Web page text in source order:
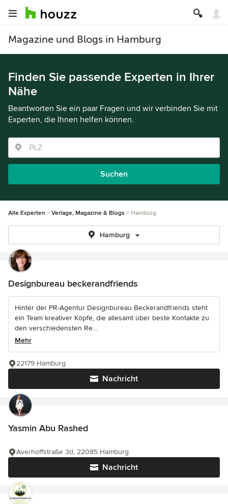
Magazine und Blogs in Hamburg
Finden Sie passende Experten in Ihrer
Nähe
Beantworten Sie ein paar Fragen und wir verbinden Sie mit
Experten, die Ihnen helfen können.
Suchen
Alle Experten Verlage, Magazine & Blogs Hamburg
Hamburg
Designbureau beckerandfriends
Hinter der PR-Agentur Designbureau Beckerandfriends steht
ein Team kreativer Köpfe, die allesamt über beste Kontakte zu
den verschiedensten Re...
Mehr
Nachricht
22179 Hamburg
Yasmin Abu Rashed
Nachricht
Averhoffstraße 3d, 22085 Hamburg